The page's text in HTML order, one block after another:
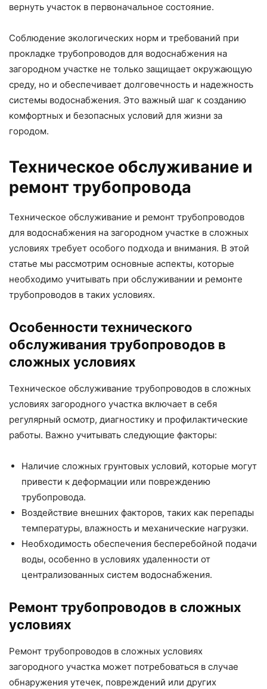
вернуть участок в первоначальное состояние.
Соблюдение экологических норм и требований при
прокладке трубопроводов для водоснабжения на
загородном участке не только защищает окружающую
среду, но и обеспечивает долговечность и надежность
системы водоснабжения. Это важный шаг к созданию
комфортных и безопасных условий для жизни за
городом.
Техническое обслуживание и
ремонт трубопровода
Техническое обслуживание и ремонт трубопроводов
для водоснабжения на загородном участке в сложных
условиях требует особого подхода и внимания. В этой
статье мы рассмотрим основные аспекты, которые
необходимо учитывать при обслуживании и ремонте
трубопроводов в таких условиях.
Особенности технического
обслуживания трубопроводов в
сложных условиях
Техническое обслуживание трубопроводов в сложных
условиях загородного участка включает в себя
регулярный осмотр, диагностику и профилактические
работы. Важно учитывать следующие факторы:
Наличие сложных грунтовых условий, которые могут
привести к деформации или повреждению
трубопровода.
Воздействие внешних факторов, таких как перепады
температуры, влажность и механические нагрузки.
Необходимость обеспечения бесперебойной подачи
воды, особенно в условиях удаленности от
централизованных систем водоснабжения.
Ремонт трубопроводов в сложных
условиях
Ремонт трубопроводов в сложных условиях
загородного участка может потребоваться в случае
обнаружения утечек, повреждений или других